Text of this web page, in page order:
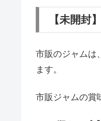
【未開封
市販のジャムは
ます。
市販ジャムの賞